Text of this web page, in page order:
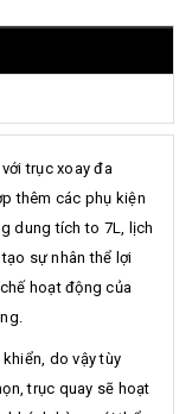
trục xoay đa
thêm các phụ kiện
dung tích to 7L, lịch
sự nhân thể lợi
hoạt động của
do vậy tùy
trục quay sẽ hoạt